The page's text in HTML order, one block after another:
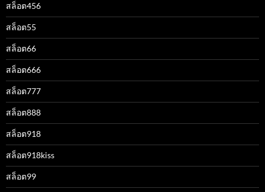
สล็อต456
สล็อต55
สล็อต66
สล็อต666
สล็อต777
สล็อต888
สล็อต918
สล็อต918kiss
สล็อต99